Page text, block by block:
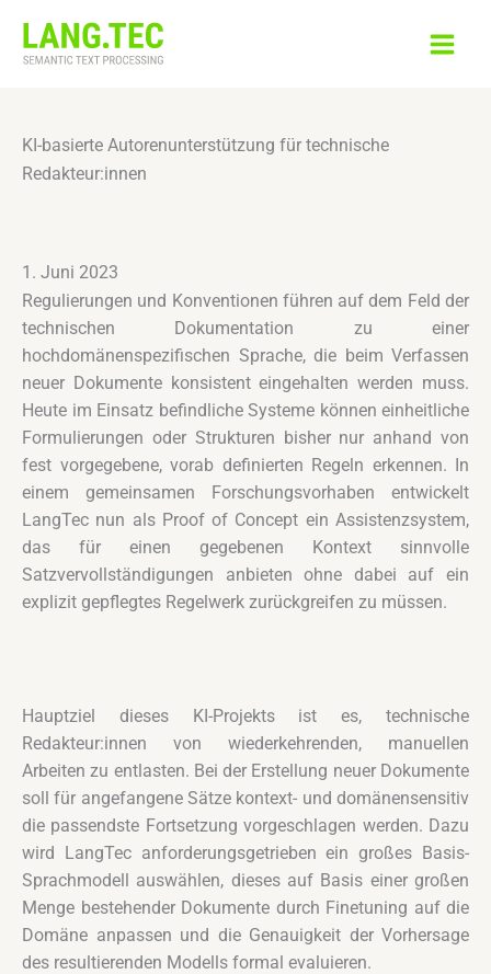
Inhalt
springen
KI-basierte Autorenunterstützung für technische
Redakteur:innen
1. Juni 2023
Regulierungen und Konventionen führen auf dem Feld der
technischen Dokumentation zu einer
hochdomänenspezifischen Sprache, die beim Verfassen
neuer Dokumente konsistent eingehalten werden muss.
Heute im Einsatz befindliche Systeme können einheitliche
Formulierungen oder Strukturen bisher nur anhand von
fest vorgegebene, vorab definierten Regeln erkennen. In
einem gemeinsamen Forschungsvorhaben entwickelt
LangTec nun als Proof of Concept ein Assistenzsystem,
das für einen gegebenen Kontext sinnvolle
Satzvervollständigungen anbieten ohne dabei auf ein
explizit gepflegtes Regelwerk zurückgreifen zu müssen.
Hauptziel dieses KI-Projekts ist es, technische
Redakteur:innen von wiederkehrenden, manuellen
Arbeiten zu entlasten. Bei der Erstellung neuer Dokumente
soll für angefangene Sätze kontext- und domänensensitiv
die passendste Fortsetzung vorgeschlagen werden. Dazu
wird LangTec anforderungsgetrieben ein großes Basis-
Sprachmodell auswählen, dieses auf Basis einer großen
Menge bestehender Dokumente durch Finetuning auf die
Domäne anpassen und die Genauigkeit der Vorhersage
des resultierenden Modells formal evaluieren.